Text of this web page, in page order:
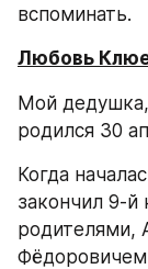
вспоминать.
Любовь
Мой
родился 30
Когда
закончил 9-й
родителями,
Фёдоровичем